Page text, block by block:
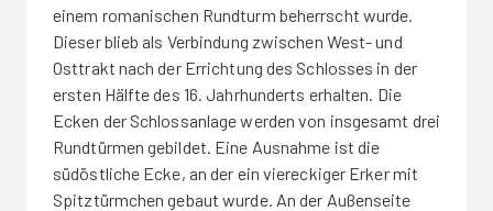
einem romanischen Rundturm beherrscht wurde.
Dieser blieb als Verbindung zwischen West- und
Osttrakt nach der Errichtung des Schlosses in der
ersten Hälfte des 16. Jahrhunderts erhalten. Die
Ecken der Schlossanlage werden von insgesamt drei
Rundtürmen gebildet. Eine Ausnahme ist die
südöstliche Ecke, an der ein viereckiger Erker mit
Spitztürmchen gebaut wurde. An der Außenseite